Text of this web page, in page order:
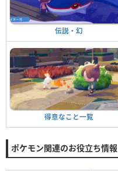
伝説・幻
得意なこと一覧
ポケモン関連のお役立ち情報